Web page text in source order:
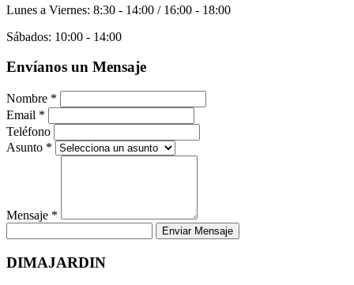
Lunes a Viernes: 8:30 - 14:00 / 16:00 - 18:00
Sábados: 10:00 - 14:00
Envíanos un Mensaje
Nombre *
Email *
Teléfono
Asunto *
Mensaje *
Enviar Mensaje
DIMAJARDIN